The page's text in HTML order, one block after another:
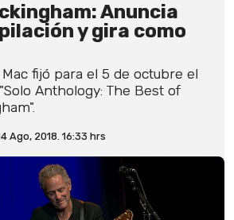
Anuncia
y gira como
fijó para el 5 de octubre el
Anthology: The Best of
Ago, 2018. 16:33 hrs